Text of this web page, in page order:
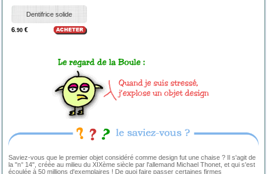
Dentifrice solide
6.90 €
Saviez-vous que le premier objet considéré comme design fut une chaise ? Il s'agit de
la "n° 14", créée au milieu du XIXème siècle par l'allemand Michael Thonet, et qui s'est
écoulée à 50 millions d'exemplaires ! De quoi faire passer certaines firmes